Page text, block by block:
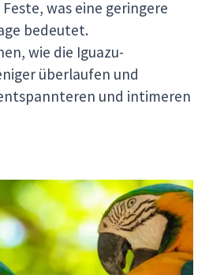
was eine geringere
bedeutet.
wie die Iguazu-
überlaufen und
und intimeren
Mai bis Oktober, während
für die Tierbeobachtung.